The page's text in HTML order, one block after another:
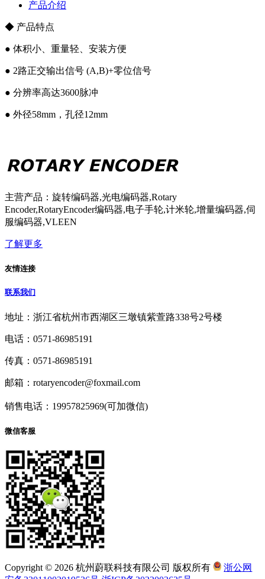
产品介绍
◆ 产品特点
● 体积小、重量轻、安装方便
● 2路正交输出信号 (A,B)+零位信号
● 分辨率高达3600脉冲
● 外径58mm，孔径12mm
主营产品：旋转编码器,光电编码器,Rotary
Encoder,RotaryEncoder编码器,电子手轮,计米轮,增量编码器,伺
服编码器,VLEEN
了解更多
友情连接
联系我们
地址：浙江省杭州市西湖区三墩镇紫萱路338号2号楼
电话：0571-86985191
传真：0571-86985191
邮箱：rotaryencoder@foxmail.com
销售电话：19957825969(可加微信)
微信客服
Copyright © 2026 杭州蔚联科技有限公司 版权所有
浙公网